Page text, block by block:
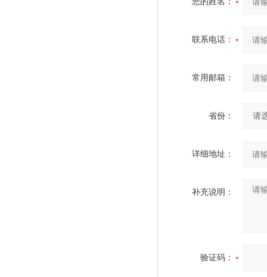
联系电话：
常用邮箱：
省份：
详细地址：
补充说明：
验证码：